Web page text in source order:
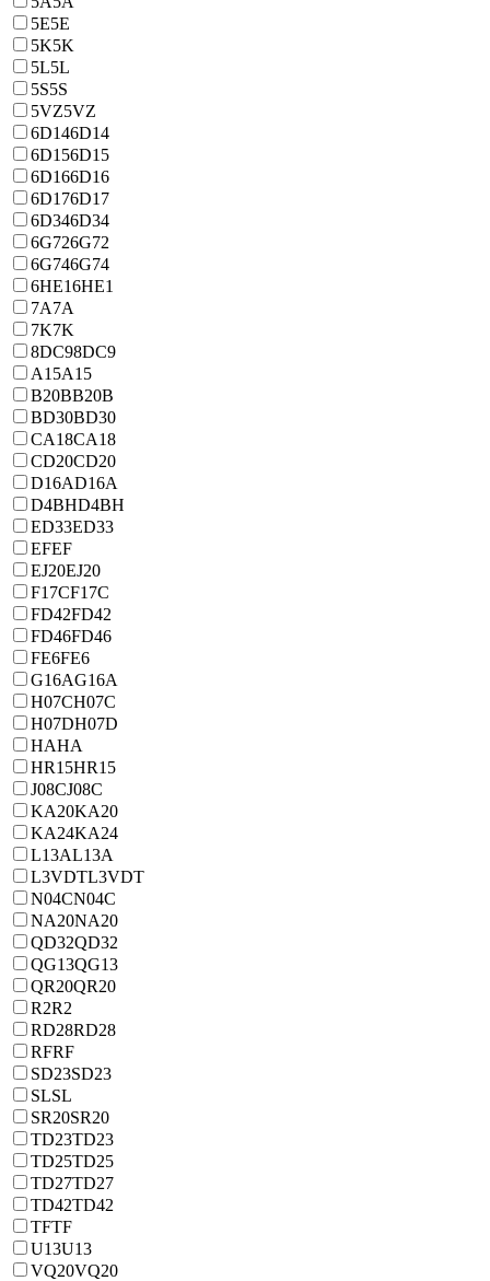
5E5E
5K5K
5L5L
5S5S
5VZ5VZ
6D146D14
6D156D15
6D166D16
6D176D17
6D346D34
6G726G72
6G746G74
6HE16HE1
7A7A
7K7K
8DC98DC9
A15A15
B20BB20B
BD30BD30
CA18CA18
CD20CD20
D16AD16A
D4BHD4BH
ED33ED33
EFEF
EJ20EJ20
F17CF17C
FD42FD42
FD46FD46
FE6FE6
G16AG16A
H07CH07C
H07DH07D
HAHA
HR15HR15
J08CJ08C
KA20KA20
KA24KA24
L13AL13A
L3VDTL3VDT
N04CN04C
NA20NA20
QD32QD32
QG13QG13
QR20QR20
R2R2
RD28RD28
RFRF
SD23SD23
SLSL
SR20SR20
TD23TD23
TD25TD25
TD27TD27
TD42TD42
TFTF
U13U13
VQ20VQ20